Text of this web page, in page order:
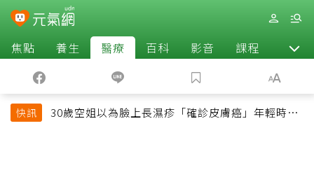
焦點 養生 醫療 百科 影音 課程 退休
快訊
30歲空姐以為臉上長濕疹「確診皮膚癌」年輕時一